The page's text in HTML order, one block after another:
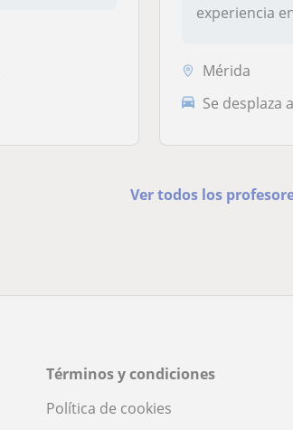
experiencia
Mérida
Se desplaza
Ver todos los
Términos y condiciones
Política de cookies